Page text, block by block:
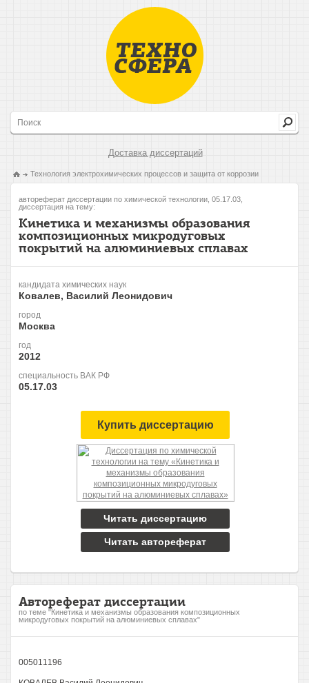
Доставка диссертаций
Технология электрохимических процессов и защита от коррозии
автореферат диссертации по химической технологии, 05.17.03,
диссертация на тему:
Кинетика и механизмы образования
композиционных микродуговых
покрытий на алюминиевых сплавах
кандидата химических наук
Ковалев, Василий Леонидович
город
Москва
год
2012
специальность ВАК РФ
05.17.03
Купить диссертацию
Читать диссертацию
Читать автореферат
Автореферат диссертации
по теме "Кинетика и механизмы образования композиционных
микродуговых покрытий на алюминиевых сплавах"
005011196